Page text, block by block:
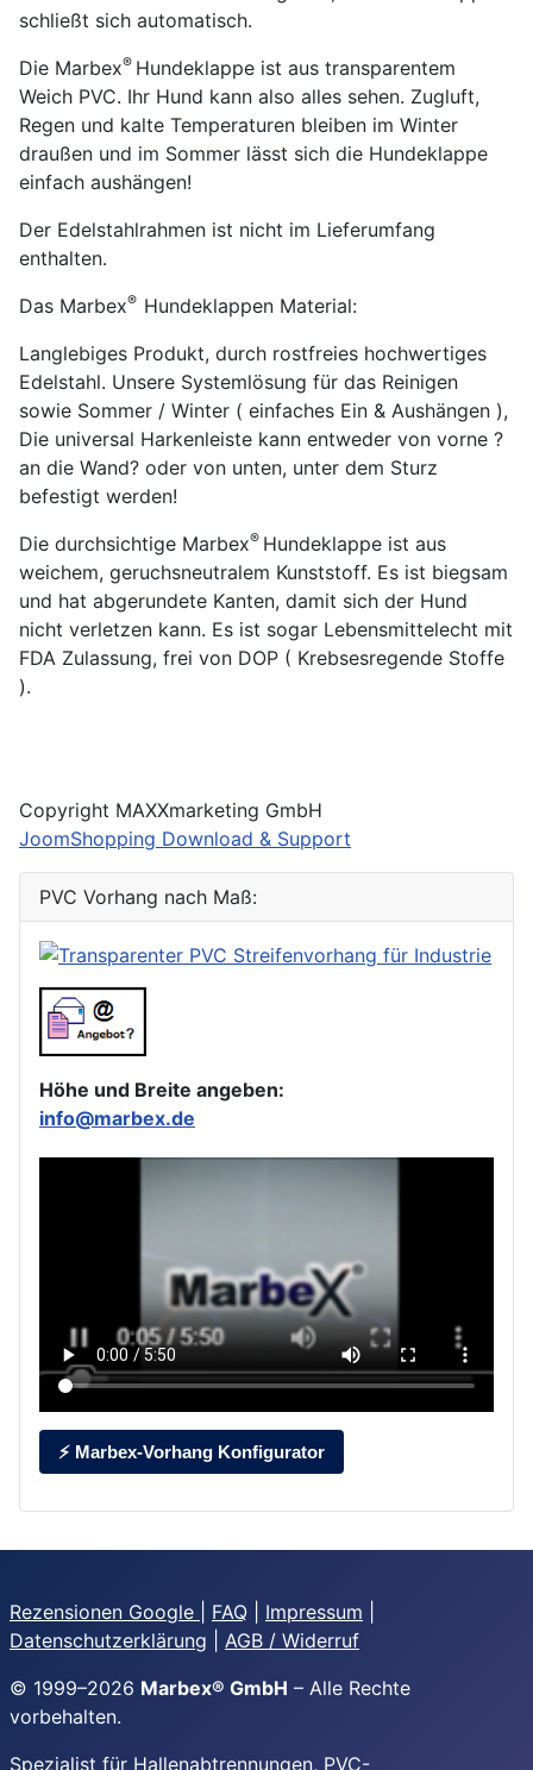
PVC Vorhang nach Maß:
Höhe und Breite angeben:
info@marbex.de
⚡ Marbex-Vorhang Konfigurator
schließt sich automatisch.
Die Marbex® Hundeklappe ist aus transparentem
Weich PVC. Ihr Hund kann also alles sehen. Zugluft,
Regen und kalte Temperaturen bleiben im Winter
draußen und im Sommer lässt sich die Hundeklappe
einfach aushängen!
Der Edelstahlrahmen ist nicht im Lieferumfang
enthalten.
Das Marbex® Hundeklappen Material:
Langlebiges Produkt, durch rostfreies hochwertiges
Edelstahl. Unsere Systemlösung für das Reinigen
sowie Sommer / Winter ( einfaches Ein & Aushängen ),
Die universal Harkenleiste kann entweder von vorne ?
an die Wand? oder von unten, unter dem Sturz
befestigt werden!
Die durchsichtige Marbex® Hundeklappe ist aus
weichem, geruchsneutralem Kunststoff. Es ist biegsam
und hat abgerundete Kanten, damit sich der Hund
nicht verletzen kann. Es ist sogar Lebensmittelecht mit
FDA Zulassung, frei von DOP ( Krebsesregende Stoffe
).
Copyright MAXXmarketing GmbH
JoomShopping Download & Support
Rezensionen Google FAQ Impressum
Datenschutzerklärung
AGB / Widerruf
© 1999–2026 Marbex® GmbH – Alle Rechte
vorbehalten.
Spezialist für Hallenabtrennungen, PVC-